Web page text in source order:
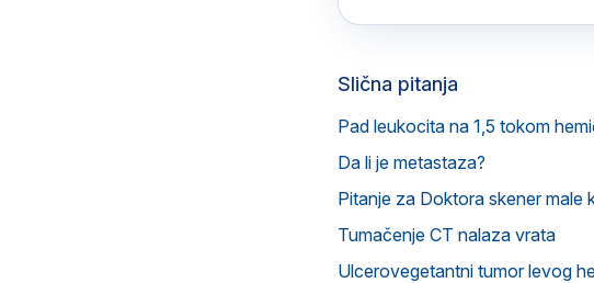
Slična pitanja
Pad leukocita na 1,5 tokom
Da li je metastaza?
Pitanje za Doktora skener male
Tumačenje CT nalaza vrata
Ulcerovegetantni tumor levog